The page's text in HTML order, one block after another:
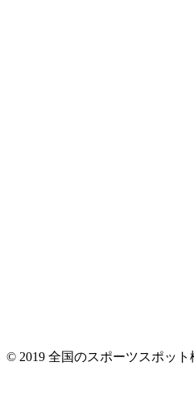
© 2019 全国のスポーツスポット